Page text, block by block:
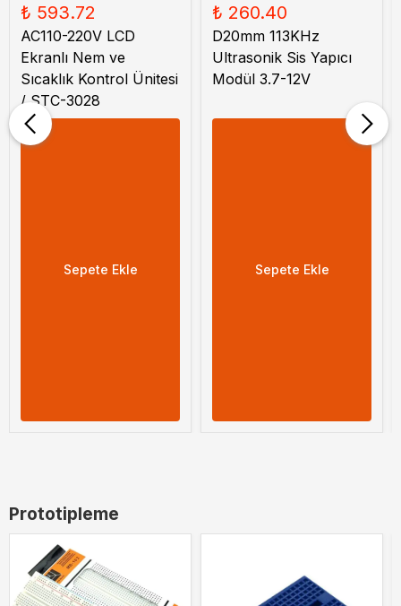
₺ 593.72
AC110-220V LCD
Ekranlı Nem ve
Sıcaklık Kontrol Ünitesi
/ STC-3028
Sepete Ekle
₺ 260.40
D20mm 113KHz
Ultrasonik Sis Yapıcı
Modül 3.7-12V
Sepete Ekle
Prototipleme